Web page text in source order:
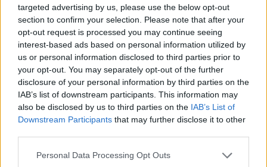
targeted advertising by us, please use the below opt-out
section to confirm your selection. Please note that after your
opt-out request is processed you may continue seeing
interest-based ads based on personal information utilized by
us or personal information disclosed to third parties prior to
your opt-out. You may separately opt-out of the further
disclosure of your personal information by third parties on the
IAB’s list of downstream participants. This information may
also be disclosed by us to third parties on the IAB’s List of
Downstream Participants that may further disclose it to other
Please note that this website/app uses one or more Google
Personal Data Processing Opt Outs
A kapcsolatok és a nőket érintő témák mintha még
hangsúlyosabb szerepet kapnának a Centrál Színház
idei évadában, mint korábban. Tracy Letts legújabb
műve,A nevem Mary Page Marloweis azon darabok
közé tartozik, amely komoly női szerepeket kínál.
Minden jelenetben más más korában látjuk Mary
Page Marlowe-t, a puzzle-szerű darab 11 jelenetből
épül fel. Egyszer 19, aztán 63, majd 40, vagy 56 éves
nő jelenik meg a színpadon, így mindkét
színésznőnek több lehetősége van arra, hogy
egészen különböző életkorú nőket alakítson, ami
önmagában komoly kihívás.